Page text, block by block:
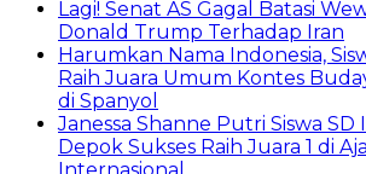
Lagi! Senat AS Gagal Batasi
Donald Trump Terhadap Iran
Harumkan Nama Indonesia,
Raih Juara Umum Kontes
di Spanyol
Janessa Shanne Putri Siswa SD
Depok Sukses Raih Juara 1 di
Internasional